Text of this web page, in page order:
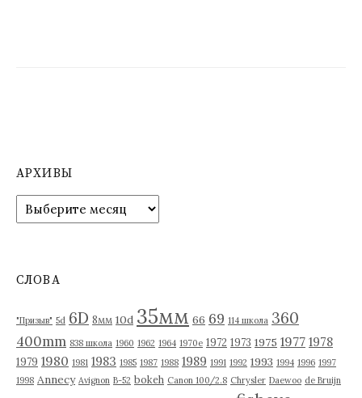
АРХИВЫ
р
в
СЛОВА
"Призыв" 5d 6D 8мм 10d 35мм 66 69 114 школа 360
400mm 838 школа 1960 1962 1964 1970е 1972 1973 1975 1977 1978
1979 1980 1981 1983 1985 1987 1988 1989 1991 1992 1993 1994 1996 1997
1998 Annecy Avignon B-52 bokeh Canon 100/2.8 Chrysler Daewoo de Bruijn